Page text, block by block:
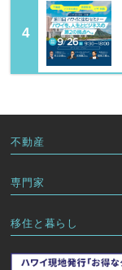
不動産
専門家
移住と暮らし